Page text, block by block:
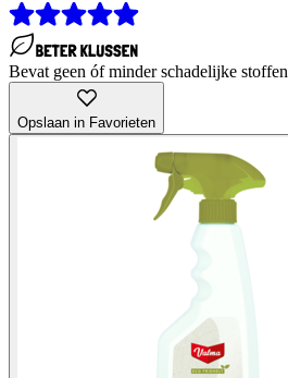
Bevat geen óf minder schadelijke stoffen
Opslaan in Favorieten